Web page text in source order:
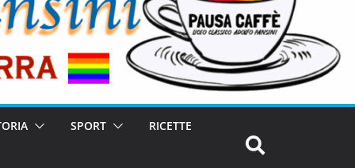
SPORT RICETTE